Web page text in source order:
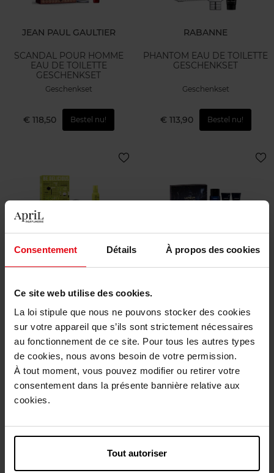
Consentement Détails À propos des cookies
Ce site web utilise des cookies.
La loi stipule que nous ne pouvons stocker des cookies
sur votre appareil que s’ils sont strictement nécessaires
au fonctionnement de ce site. Pour tous les autres types
de cookies, nous avons besoin de votre permission.
À tout moment, vous pouvez modifier ou retirer votre
consentement dans la présente bannière relative aux
cookies.
Tout autoriser
JEAN PAUL GAULTIER
SCANDAL POUR HOMME
EAU DE TOILETTE
GESCHENKSET
Geschenkset
€ 118,50 Bestel nu!
RABANNE
PHANTOM EAU DE TOILETTE
GESCHENKSET
Geschenkset
€ 113,90 Bestel nu!
DKNY
BE DELICIOUS +
€ 89,50 Bestel nu!
TED LAPIDUS
Coffret lapidus pour homme
€ 101,90 Bestel nu!